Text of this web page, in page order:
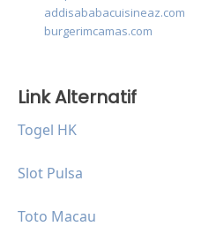
addisababacuisineaz.com
burgerimcamas.com
Link Alternatif
Togel HK
Slot Pulsa
Toto Macau